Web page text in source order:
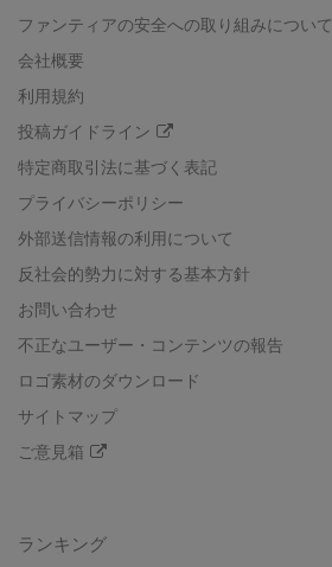
ファンティアの安全への取り組みについて
会社概要
利用規約
投稿ガイドライン
特定商取引法に基づく表記
プライバシーポリシー
外部送信情報の利用について
反社会的勢力に対する基本方針
お問い合わせ
不正なユーザー・コンテンツの報告
ロゴ素材のダウンロード
サイトマップ
ご意見箱
ランキング